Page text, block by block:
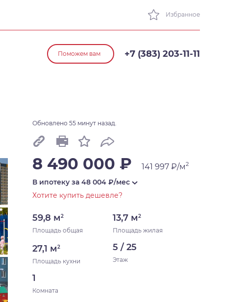
Избранное
Поможем вам +7 (383) 203-11-11
Обновлено 55 минут назад.
8 490 000 ₽ 141 997 ₽/м2
В ипотеку за 48 004 ₽/мес
Хотите купить дешевле?
59,8 м2
Площадь общая
13,7 м2
Площадь жилая
27,1 м2
Площадь кухни
5 / 25
Этаж
1
Комната